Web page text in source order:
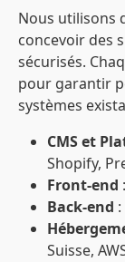
Nous utilisons
concevoir des
sécurisés.
pour garantir
systèmes
CMS et
Shopify,
Front-end
Back-end
Suisse,